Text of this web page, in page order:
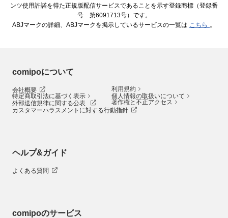
ンツ使用許諾を得た正規版配信サービスであることを示す登録商標（登録番
号 第6091713号）です。
ABJマークの詳細、ABJマークを掲示しているサービスの一覧は こちら 。
comipoについて
会社概要
利用規約
特定商取引法に基づく表示
個人情報の取扱いについて
外部送信規律に関する公表
著作権と不正アクセス
カスタマーハラスメントに対する行動指針
ヘルプ&ガイド
よくある質問
comipoのサービス